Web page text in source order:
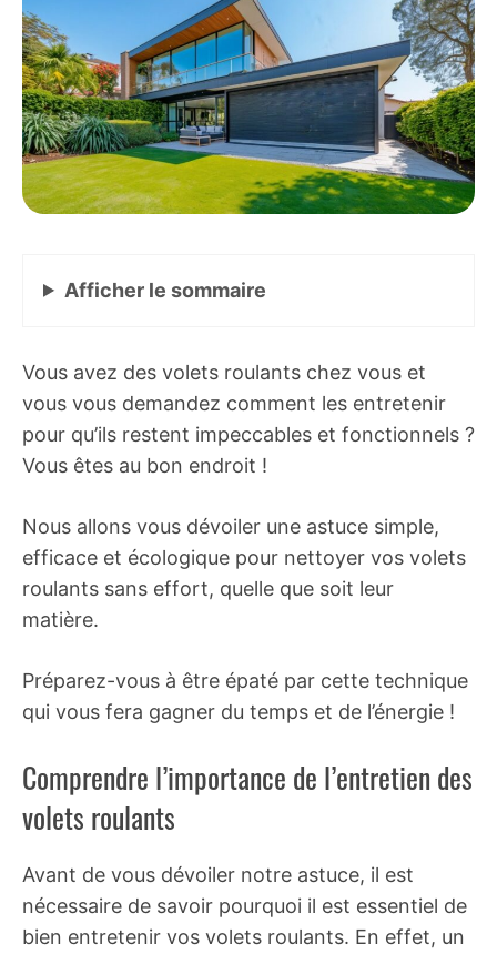
Afficher le sommaire
Vous avez des volets roulants chez vous et
vous vous demandez comment les entretenir
pour qu’ils restent impeccables et fonctionnels ?
Vous êtes au bon endroit !
Nous allons vous dévoiler une astuce simple,
efficace et écologique pour nettoyer vos volets
roulants sans effort, quelle que soit leur
matière.
Préparez-vous à être épaté par cette technique
qui vous fera gagner du temps et de l’énergie !
Comprendre l’importance de l’entretien des
volets roulants
Avant de vous dévoiler notre astuce, il est
nécessaire de savoir pourquoi il est essentiel de
bien entretenir vos volets roulants. En effet, un